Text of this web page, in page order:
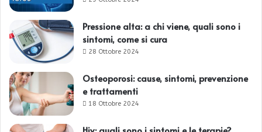
Pressione alta: a chi viene, quali sono i
sintomi, come si cura
28 Ottobre 2024
Osteoporosi: cause, sintomi, prevenzione
e trattamenti
18 Ottobre 2024